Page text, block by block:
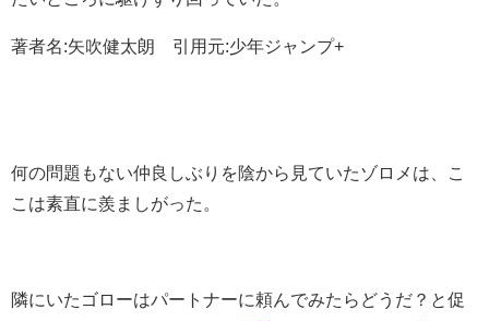
著者名:矢吹健太朗 引用元:少年ジャンプ+
何の問題もない仲良しぶりを陰から見ていたゾロメは、こ
こは素直に羨ましがった。
隣にいたゴローはパートナーに頼んでみたらどうだ？と促